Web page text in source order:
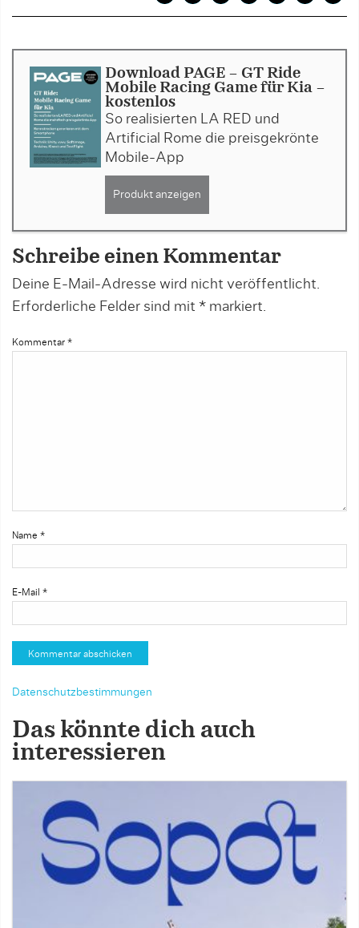
Download PAGE - GT Ride
Mobile Racing Game für Kia -
kostenlos
So realisierten LA RED und
Artificial Rome die preisgekrönte
Mobile-App
Produkt anzeigen
Schreibe einen Kommentar
Deine E-Mail-Adresse wird nicht veröffentlicht.
Erforderliche Felder sind mit * markiert.
Kommentar *
Name *
E-Mail *
Datenschutzbestimmungen
Das könnte dich auch
interessieren